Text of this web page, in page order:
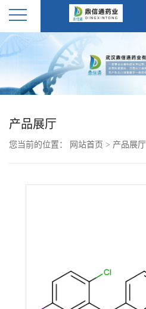
公
产品展厅
您当前的位置： 网站首页 > 产品展厅